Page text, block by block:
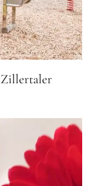
Zillertaler